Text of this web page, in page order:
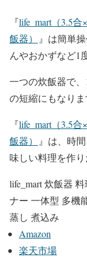
『life_mart（3.5
飯器）
』は簡単
んやおかずなど1
一つの炊飯器で
の短縮にもなりま
『life_mart（3.5
飯器）
』は、時
味しい料理を作
life_mart 炊飯器
ナー 一体型 多機
蒸し 煮込み
Amazon
楽天市場